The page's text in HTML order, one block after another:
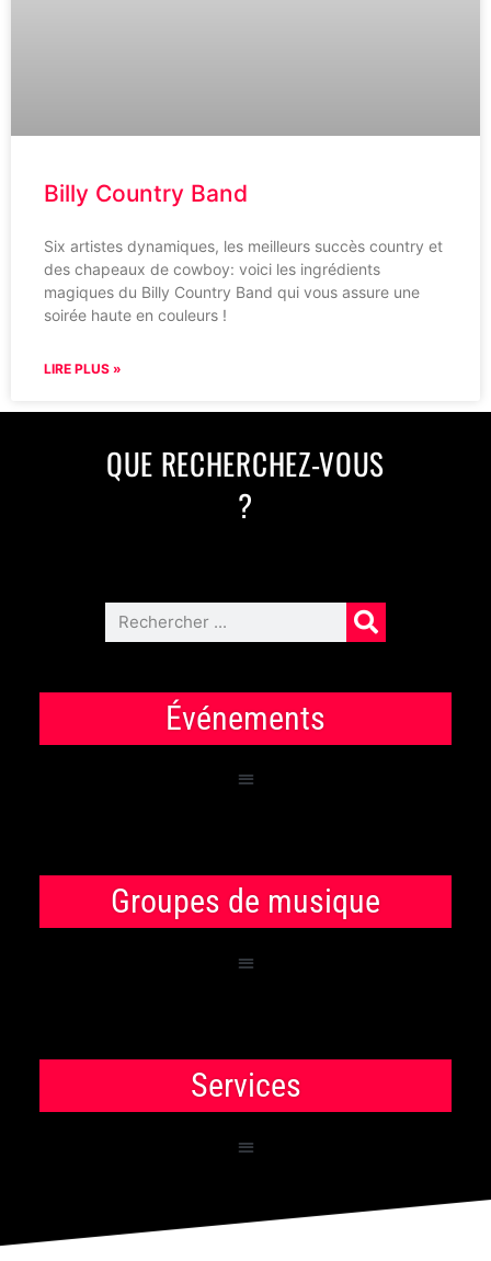
Billy Country Band
Six artistes dynamiques, les meilleurs succès country et
des chapeaux de cowboy: voici les ingrédients
magiques du Billy Country Band qui vous assure une
soirée haute en couleurs !
LIRE PLUS »
QUE RECHERCHEZ-VOUS
?
Événements
Groupes de musique
Services